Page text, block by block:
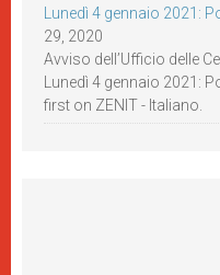
Lunedì 4 gennaio 2021:
29, 2020
Avviso dell’Ufficio delle
Lunedì 4 gennaio 2021:
first on ZENIT - Italiano.